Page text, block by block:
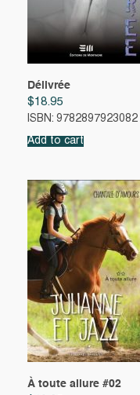
Délivrée
$18.95
ISBN: 9782897923082
Add to cart
À toute allure #02